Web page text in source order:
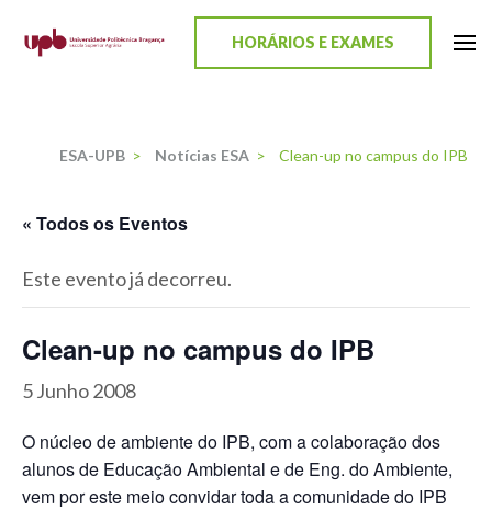
HORÁRIOS E EXAMES
ESA-UPB > Notícias ESA > Clean-up no campus do IPB
« Todos os Eventos
Este evento já decorreu.
Clean-up no campus do IPB
5 Junho 2008
O núcleo de ambiente do IPB, com a colaboração dos
alunos de Educação Ambiental e de Eng. do Ambiente,
vem por este meio convidar toda a comunidade do IPB